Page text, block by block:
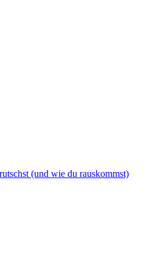
(und wie du rauskommst)